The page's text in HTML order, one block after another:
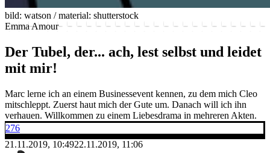
bild: watson / material: shutterstock
Emma Amour
Der Tubel, der... ach, lest selbst und leidet
mit mir!
Marc lerne ich an einem Businessevent kennen, zu dem mich Cleo
mitschleppt. Zuerst haut mich der Gute um. Danach will ich ihn
verhauen. Willkommen zu einem Liebesdrama in mehreren Akten.
276
21.11.2019, 10:4922.11.2019, 11:06